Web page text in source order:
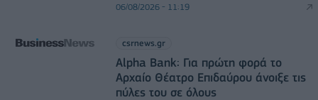
06/08/2026 - 11:19
csrnews.gr
Alpha Bank: Για πρώτη φορά το
Αρχαίο Θέατρο Επιδαύρου άνοιξε τις
πύλες του σε όλους